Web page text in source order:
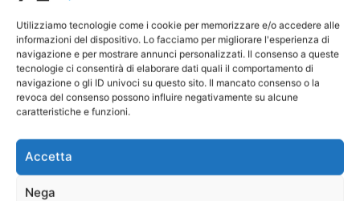
Utilizziamo tecnologie come i cookie per memorizzare e/o accedere alle
informazioni del dispositivo. Lo facciamo per migliorare l'esperienza di
navigazione e per mostrare annunci personalizzati. Il consenso a queste
tecnologie ci consentirà di elaborare dati quali il comportamento di
navigazione o gli ID univoci su questo sito. Il mancato consenso o la
revoca del consenso possono influire negativamente su alcune
caratteristiche e funzioni.
Accetta
Nega
Home Musica 2 Albums Playlists
Il Creatore non ha ancora creato nessun topic nel forum.
Singoli